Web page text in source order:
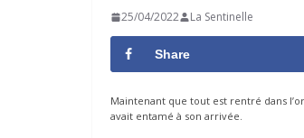
25/04/2022 La Sentinelle
Share
Maintenant que tout est rentré dans
avait entamé à son arrivée.